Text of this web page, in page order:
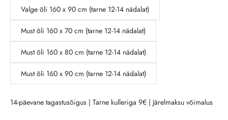
Valge õli 160 x 90 cm (tarne 12-14 nädalat)
Must õli 160 x 70 cm (tarne 12-14 nädalat)
Must õli 160 x 80 cm (tarne 12-14 nädalat)
Must õli 160 x 90 cm (tarne 12-14 nädalat)
14-päevane tagastusõigus | Tarne kulleriga 9€ | Järelmaksu võimalus